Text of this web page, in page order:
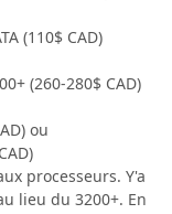
(110$ CAD)
(260-280$ CAD)
ou
processeurs. Y'a
lieu du 3200+. En